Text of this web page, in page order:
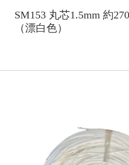
SM153 丸芯1.5mm 約
（漂白色）